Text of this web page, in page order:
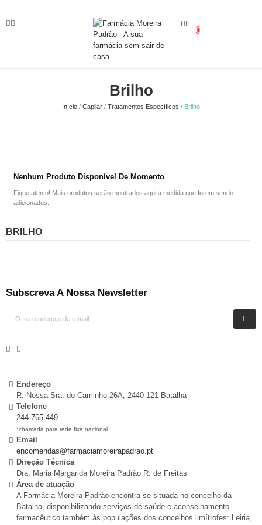
0
Brilho
Início Capilar Tratamentos Específicos Brilho
BRILHO
Nenhum Produto Disponível De Momento
Fique atento! Mais produtos serão mostrados aqui à medida que forem sendo
adicionados.
Subscreva A Nossa Newsletter
Endereço
R. Nossa Sra. do Caminho 26A, 2440-121 Batalha
Telefone
244 765 449
*chamada para rede fixa nacional
Email
encomendas@farmaciamoreirapadrao.pt
Direção Técnica
Dra. Maria Margarida Moreira Padrão R. de Freitas
Área de atuação
A Farmácia Moreira Padrão encontra-se situada no concelho da
Batalha, disponibilizando serviços de saúde e aconselhamento
farmacêutico também às populações dos concelhos limítrofes: Leiria,